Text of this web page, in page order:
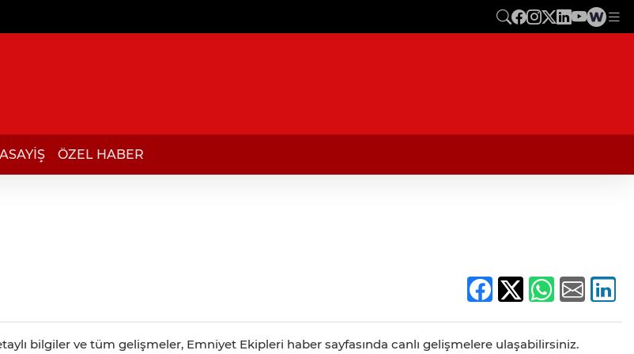
ASAYİŞ ÖZEL HABER
bilgiler ve tüm gelişmeler, Emniyet Ekipleri haber sayfasında canlı gelişmelere ulaşabilirsiniz.